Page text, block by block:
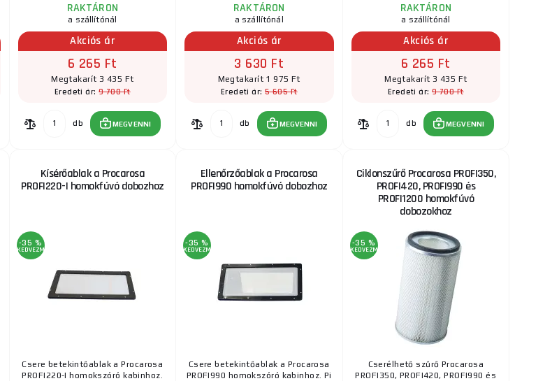
RAKTÁRON
a szállítónál
Akciós ár
6 265 Ft
Megtakarít 3 435 Ft
Eredeti ár:9 700 Ft
db MEGVENNI
RAKTÁRON
a szállítónál
Akciós ár
3 630 Ft
Megtakarít 1 975 Ft
Eredeti ár:5 605 Ft
db MEGVENNI
RAKTÁRON
a szállítónál
Akciós ár
6 265 Ft
Megtakarít 3 435 Ft
Eredeti ár:9 700 Ft
db MEGVENNI
Kísérőablak a Procarosa
PROFI220-I homokfúvó dobozhoz
-35 %
KEDVEZMÉNY
Csere betekintőablak a Procarosa
PROFI220-I homokszóró kabinhoz.
Ellenőrzőablak a Procarosa
PROFI990 homokfúvó dobozhoz
-35 %
KEDVEZMÉNY
Csere betekintőablak a Procarosa
PROFI990 homokszóró kabinhoz. Pi
Ciklonszűrő Procarosa PROFI350,
PROFI420, PROFI990 és
PROFI1200 homokfúvó
dobozokhoz
-35 %
KEDVEZMÉNY
Cserélhető szűrő Procarosa
PROFI350, PROFI420, PROFI990 és